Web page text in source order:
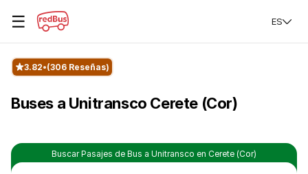
☰ ES
3.82 (306 Reseñas)
Buses a Unitransco Cerete (Cor)
Buscar Pasajes de Bus a Unitransco en Cerete (Cor)